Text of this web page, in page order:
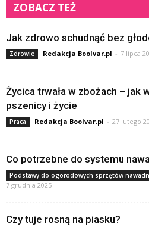
ZOBACZ TEŻ
Jak zdrowo schudnąć bez
Zdrowie Redakcja Boolvar.pl - 7 lipca
Życica trwała w zbożach – jak
pszenicy i życie
Praca Redakcja Boolvar.pl - 27 lutego
Co potrzebne do systemu
Podstawy do ogorodowych sprzętów
7 grudnia 2025
Czy tuje rosną na piasku?